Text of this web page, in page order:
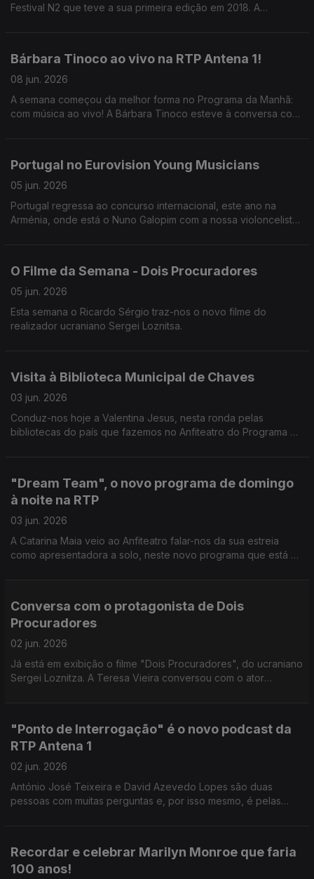
Festival N2 que teve a sua primeira edição em 2018. A
Bárbara Tinoco ao vivo na RTP Antena 1!
08 jun. 2026
A semana começou da melhor forma no Programa da Manhã:
com música ao vivo! A Bárbara Tinoco esteve à conversa com
Portugal no Eurovision Young Musicians
05 jun. 2026
Portugal regressa ao concurso internacional, este ano na
Arménia, onde está o Nuno Galopim com a nossa violoncelista
O Filme da Semana - Dois Procuradores
05 jun. 2026
Esta semana o Ricardo Sérgio traz-nos o novo filme do
realizador ucraniano Sergei Loznitsa.
Visita à Biblioteca Municipal de Chaves
03 jun. 2026
Conduz-nos hoje a Valentina Jesus, nesta ronda pelas
bibliotecas do país que fazemos no Anfiteatro do Programa da
"Dream Team", o novo programa de domingo
à noite na RTP
03 jun. 2026
A Catarina Maia veio ao Anfiteatro falar-nos da sua estreia
como apresentadora a solo, neste novo programa que está a
Conversa com o protagonista de Dois
Procuradores
02 jun. 2026
Já está em exibição o filme "Dois Procuradores", do ucraniano
Sergei Loznitza. A Teresa Vieira conversou com o ator
"Ponto de Interrogação" é o novo podcast da
RTP Antena 1
02 jun. 2026
António José Teixeira e David Azevedo Lopes são duas
pessoas com muitas perguntas e, por isso mesmo, é pelas
Recordar e celebrar Marilyn Monroe que faria
100 anos!